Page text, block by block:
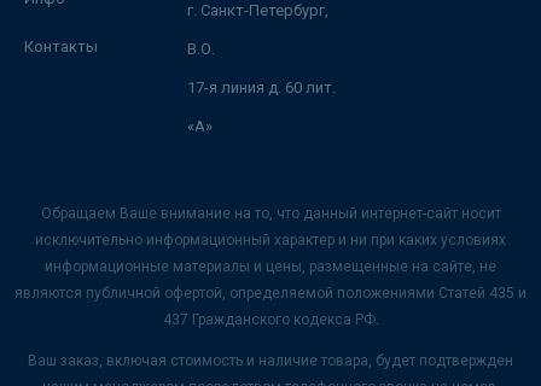
Контакты
г. Санкт-Петербург,
В.О.
17-я линия д. 60 лит.
«А»
Обращаем Ваше внимание на то, что данный интернет-сайт носит
исключительно информационный характер и ни при каких условиях
информационные материалы и цены, размещенные на сайте, не
являются публичной офертой, определяемой положениями Статей 435 и
437 Гражданского кодекса РФ.
Ваш заказ, включая стоимость и наличие товара, будет подтвержден